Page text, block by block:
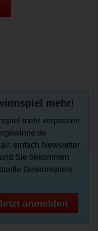
mehr!
mehr verpassen
einfach Newsletter
Sie bekommen
Gewinnspiele
anmelden